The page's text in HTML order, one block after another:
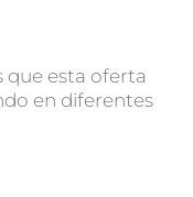
que esta oferta
en diferentes